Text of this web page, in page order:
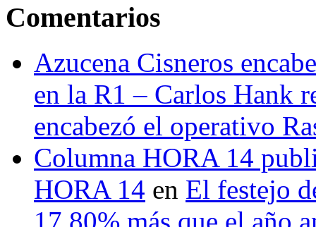
Comentarios
Azucena Cisneros
en la R1 – Carlos Hank
encabezó el operativo
Columna HORA 14
HORA 14 en El festejo